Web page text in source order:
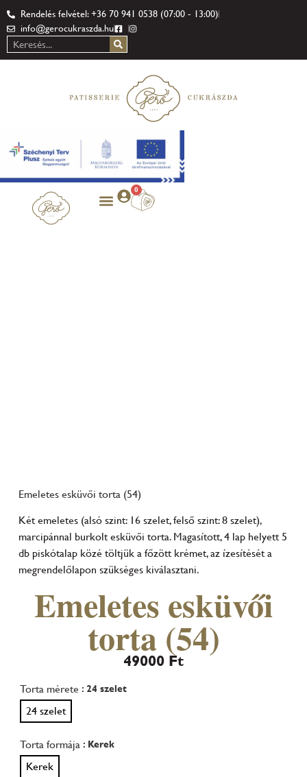
Rendelés felvétel: +36 70 941 0538 (07:00 - 13:00)
info@gerocukraszda.hu
0
Emeletes esküvői
torta (54)
49000 Ft
Torta mérete : 24 szelet
24 szelet
Torta formája : Kerek
Kerek
Emeletes esküvői torta (54)
Két emeletes (alsó szint: 16 szelet, felső szint: 8 szelet),
marcipánnal burkolt esküvői torta. Magasított, 4 lap helyett 5
db piskótalap közé töltjük a főzött krémet, az ízesítését a
megrendelőlapon szükséges kiválasztani.